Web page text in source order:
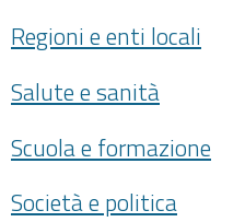
Regioni e enti locali
Salute e sanità
Scuola e formazione
Società e politica